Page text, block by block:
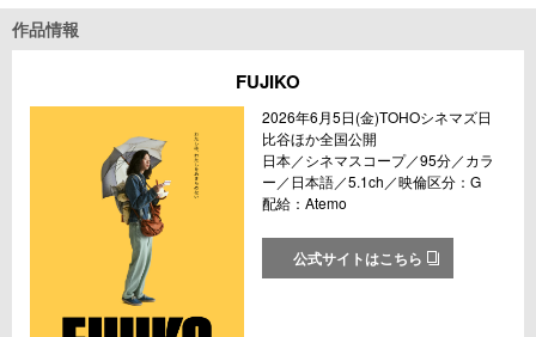
作品情報
FUJIKO
2026年6月5日(金)TOHOシネマズ日
比谷ほか全国公開
日本／シネマスコープ／95分／カラ
ー／日本語／5.1ch／映倫区分：G
配給：Atemo
公式サイトはこちら